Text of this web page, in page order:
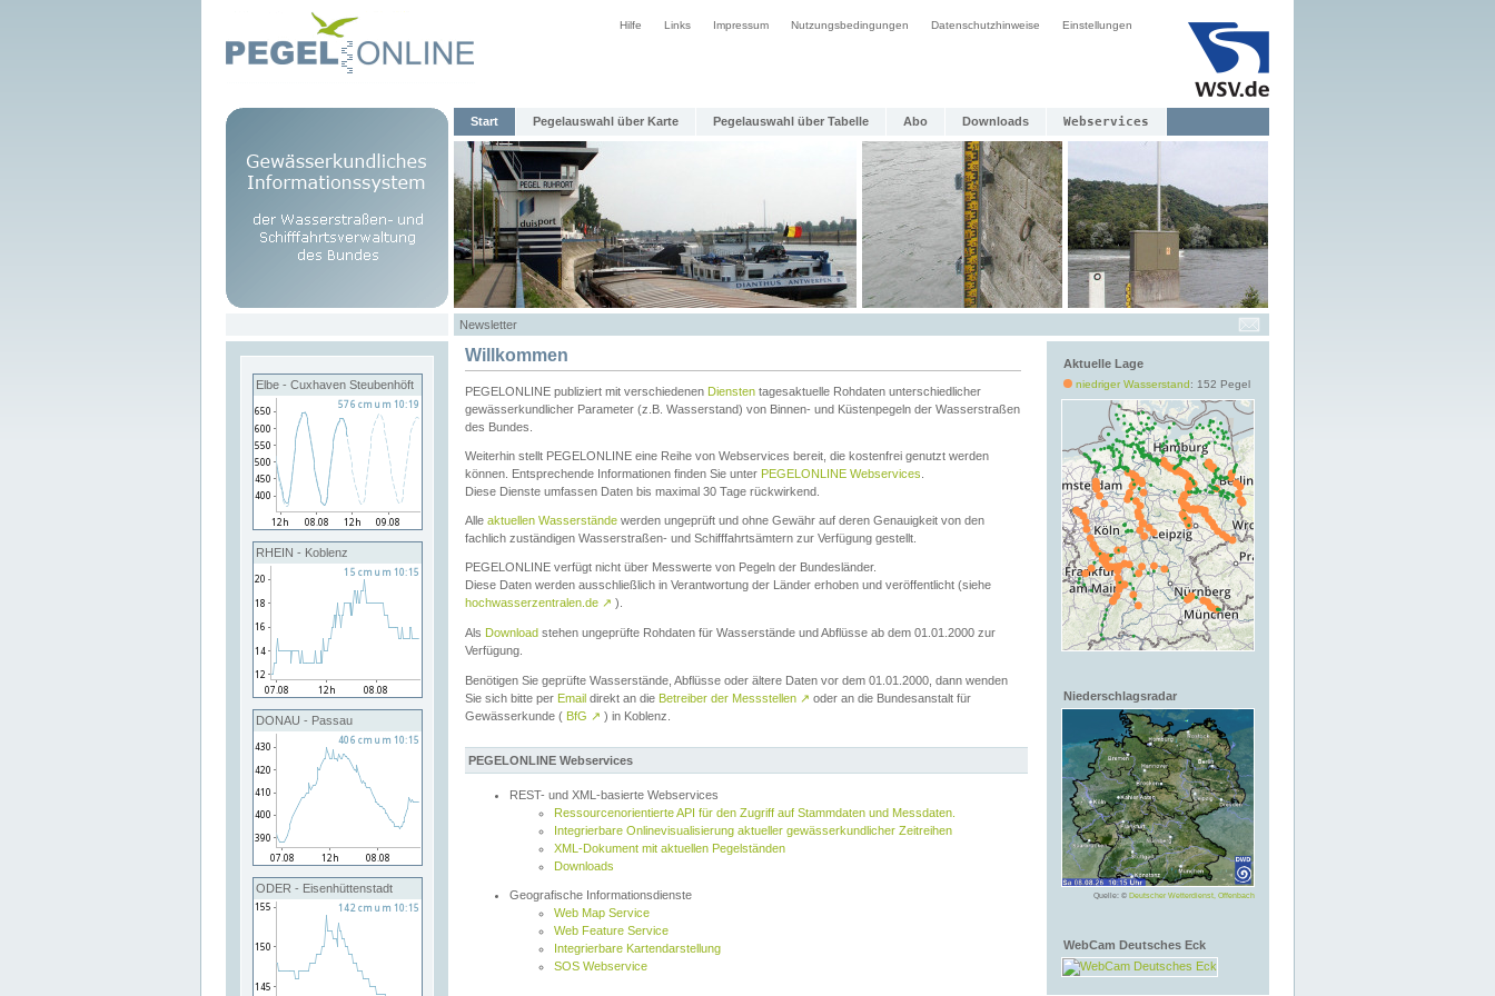
Hilfe Links Impressum Nutzungsbedingungen Datenschutzhinweise Einstellungen
Start Pegelauswahl über Karte Pegelauswahl über Tabelle Abo Downloads Webservices
Newsletter
Elbe - Cuxhaven Steubenhöft
RHEIN - Koblenz
DONAU - Passau
ODER - Eisenhüttenstadt
Aktuelle Lage
niedriger Wasserstand: 152 Pegel
Niederschlagsradar
Quelle: © Deutscher Wetterdienst, Offenbach
WebCam Deutsches Eck
Willkommen
PEGELONLINE publiziert mit verschiedenen Diensten tagesaktuelle Rohdaten unterschiedlicher
gewässerkundlicher Parameter (z.B. Wasserstand) von Binnen- und Küstenpegeln der Wasserstraßen
des Bundes.
Weiterhin stellt PEGELONLINE eine Reihe von Webservices bereit, die kostenfrei genutzt werden
können. Entsprechende Informationen finden Sie unter PEGELONLINE Webservices
Diese Dienste umfassen Daten bis maximal 30 Tage rückwirkend.
Alle aktuellen Wasserstände werden ungeprüft und ohne Gewähr auf deren Genauigkeit von den
fachlich zuständigen Wasserstraßen- und Schifffahrtsämtern zur Verfügung gestellt.
PEGELONLINE verfügt nicht über Messwerte von Pegeln der Bundesländer.
Diese Daten werden ausschließlich in Verantwortung der Länder erhoben und veröffentlicht (siehe
hochwasserzentralen.de ↗ ).
Als Download stehen ungeprüfte Rohdaten für Wasserstände und Abflüsse ab dem 01.01.2000 zur
Verfügung.
Benötigen Sie geprüfte Wasserstände, Abflüsse oder ältere Daten vor dem 01.01.2000, dann wenden
Sie sich bitte per Email direkt an die Betreiber der Messstellen ↗ oder an die Bundesanstalt für
Gewässerkunde ( BfG ↗ ) in Koblenz.
PEGELONLINE Webservices
REST- und XML-basierte Webservices
Ressourcenorientierte API für den Zugriff auf Stammdaten und Messdaten.
Integrierbare Onlinevisualisierung aktueller gewässerkundlicher Zeitreihen
XML-Dokument mit aktuellen Pegelständen
Downloads
Geografische Informationsdienste
Web Map Service
Web Feature Service
Integrierbare Kartendarstellung
SOS Webservice